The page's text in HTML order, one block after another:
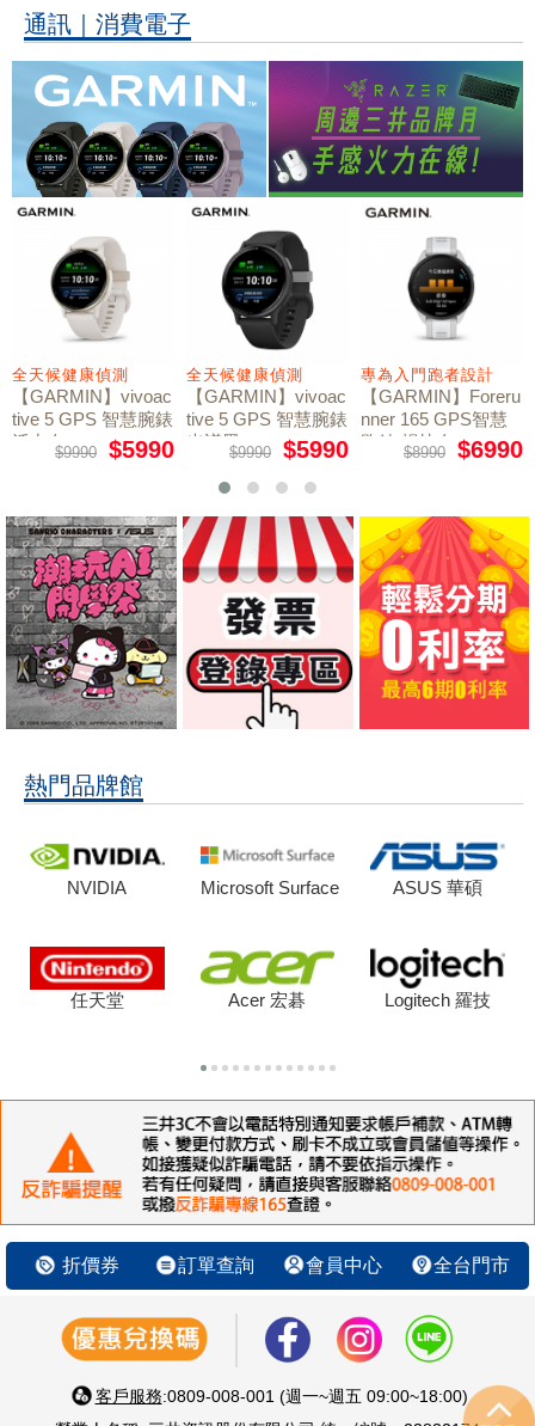
通訊｜消費電子
全天候健康偵測
【GARMIN】vivoac
tive 5 GPS 智慧腕錶
活力白
$9990 $5990
全天候健康偵測
【GARMIN】vivoac
tive 5 GPS 智慧腕錶
光譜黑
$9990 $5990
專為入門跑者設計
【GARMIN】Foreru
nner 165 GPS智慧
跑錶 暢快白
$8990 $6990
熱門品牌館
NVIDIA Microsoft Surface ASUS 華碩
任天堂 Acer 宏碁 Logitech 羅技
折價券 訂單查詢 會員中心 全台門市
客戶服務:0809-008-001 (週一~週五 09:00~18:00)